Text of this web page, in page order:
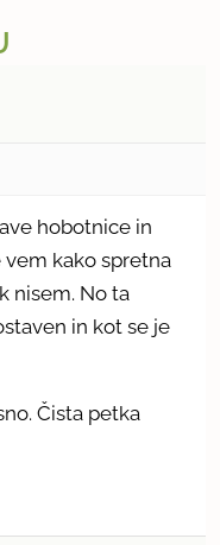
hobotnice in
kako spretna
nisem. No ta
in kot se je
Čista petka